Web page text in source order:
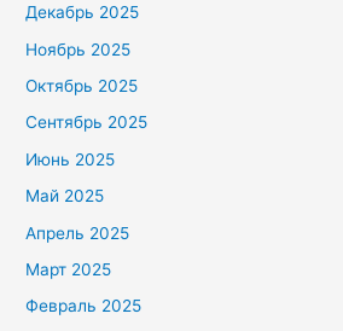
Декабрь 2025
Ноябрь 2025
Октябрь 2025
Сентябрь 2025
Июнь 2025
Май 2025
Апрель 2025
Март 2025
Февраль 2025